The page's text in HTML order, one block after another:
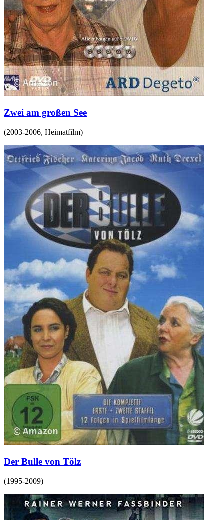
Zwei am großen See
(2003-2006, Heimatfilm)
Der Bulle von Tölz
(1995-2009)